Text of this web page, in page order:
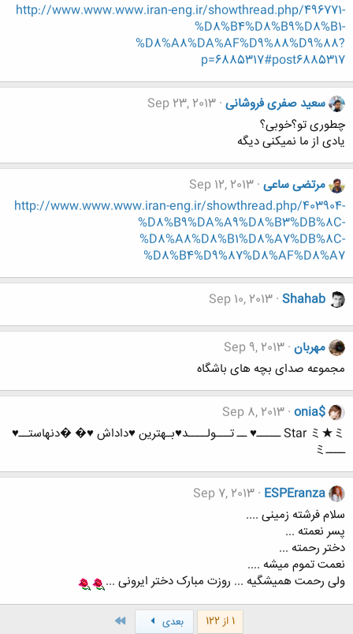
http://www.www.www.iran-eng.ir/showthread.php/496771-
%D8%B4%D8%B9%D8%B1-
%D8%A8%DA%AF%D9%88%D9%88?
p=6885317#post6885317
سعید صفری فروشانی Sep 23, 2013
چطوری تو؟خوبی؟
یادی از ما نمیکنی دیگه
مرتضی ساعی Sep 12, 2013
http://www.www.www.iran-eng.ir/showthread.php/403904-
%D8%B9%DA%A9%D8%B3%DB%8C-
%D8%A8%D8%B1%D8%A7%DB%8C-
%D8%B4%D9%87%D8%AF%D8%A7
Shahab
Sep 10, 2013
مهربان Sep 9, 2013
مجموعه صدای بچه های باشگاه
onia$
Sep 8, 2013
Star ミ★ミ ـــــ♥ ــ تـــولــــد♥بـهترین ♥داداش ♥� �دنهاستــ♥
ــــミ
ESPEranza
Sep 7, 2013
سلام فرشته زمینی ....
پسر نعمته ...
دختر رحمته ...
نعمت تموم میشه ....
ولی رحمت همیشگیه ... روزت مبارک دختر ایرونی ...
1 از 122 بعدی